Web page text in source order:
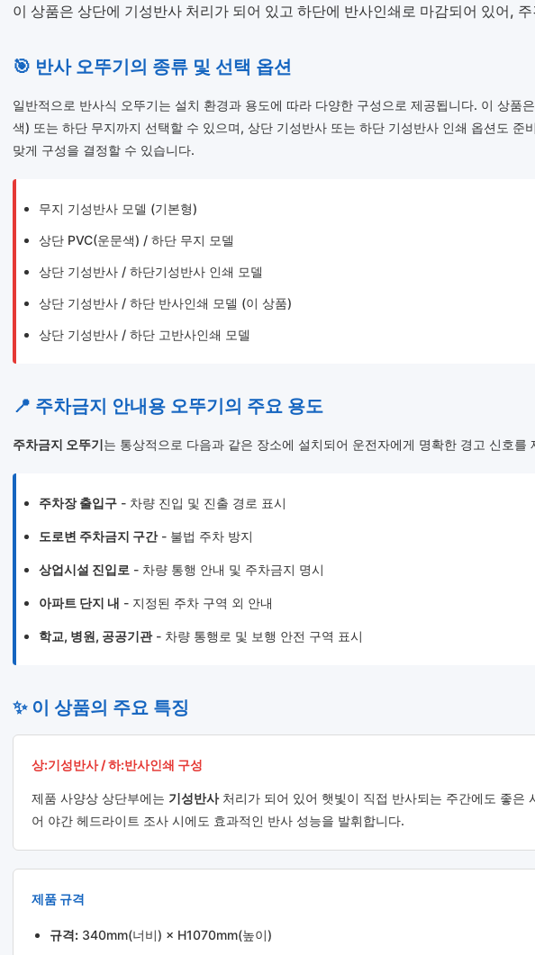
이 상품은 상단에 기성반사 처리가 되어 있고 하단에 반사인쇄로 마감되어 있어,
🎯 반사 오뚜기의 종류 및 선택 옵션
일반적으로 반사식 오뚜기는 설치 환경과 용도에 따라 다양한 구성으로 제공됩니다. 이 상품
색) 또는 하단 무지까지 선택할 수 있으며, 상단 기성반사 또는 하단 기성반사 인쇄 옵션도 준
맞게 구성을 결정할 수 있습니다.
무지 기성반사 모델 (기본형)
상단 PVC(운문색) / 하단 무지 모델
상단 기성반사 / 하단기성반사 인쇄 모델
상단 기성반사 / 하단 반사인쇄 모델 (이 상품)
상단 기성반사 / 하단 고반사인쇄 모델
📍 주차금지 안내용 오뚜기의 주요 용도
주차금지 오뚜기는 통상적으로 다음과 같은 장소에 설치되어 운전자에게 명확한 경고 신호를
주차장 출입구- 차량 진입 및 진출 경로 표시
도로변 주차금지 구간- 불법 주차 방지
상업시설 진입로 - 차량 통행 안내 및 주차금지 명시
아파트 단지 내 - 지정된 주차 구역 외 안내
학교, 병원, 공공기관- 차량 통행로 및 보행 안전 구역 표시
✨ 이 상품의 주요 특징
상:기성반사 / 하:반사인쇄 구성
제품 사양상 상단부에는 기성반사처리가 되어 있어 햇빛이 직접 반사되는 주간에도 좋은
어 야간 헤드라이트 조사 시에도 효과적인 반사 성능을 발휘합니다.
제품 규격
규격:340mm(너비) × H1070mm(높이)